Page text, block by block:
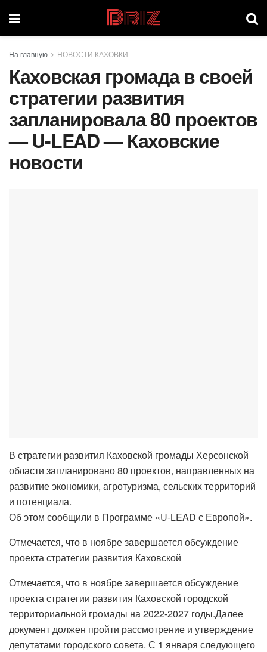
Briz
На главную НОВОСТИ КАХОВКИ
Каховская громада в своей
стратегии развития
запланировала 80 проектов
— U-LEAD — Каховские
новости
В стратегии развития Каховской громады Херсонской
области запланировано 80 проектов, направленных на
развитие экономики, агротуризма, сельских территорий
и потенциала.
Об этом сообщили в Программе «U-LEAD с Европой».
Отмечается, что в ноябре завершается обсуждение
проекта стратегии развития Каховской
Отмечается, что в ноябре завершается обсуждение
проекта стратегии развития Каховской городской
территориальной громады на 2022-2027 годы.Далее
документ должен пройти рассмотрение и утверждение
депутатами городского совета. С 1 января следующего